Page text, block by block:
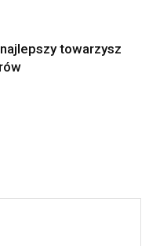
towarzysz